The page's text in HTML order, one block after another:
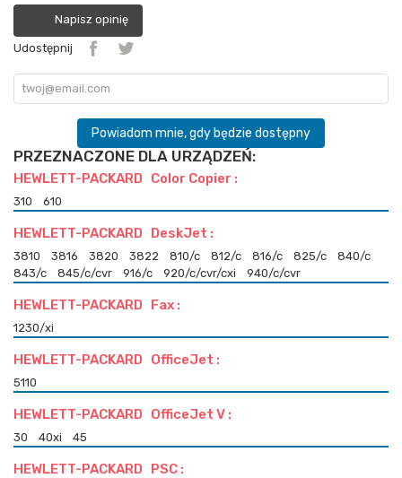
Napisz opinię
Udostępnij
Powiadom mnie, gdy będzie dostępny
PRZEZNACZONE DLA URZĄDZEŃ:
HEWLETT-PACKARD Color Copier :
310 610
HEWLETT-PACKARD DeskJet :
3810 3816 3820 3822 810/c 812/c 816/c 825/c
840/c
843/c
845/c/cvr 916/c 920/c/cvr/cxi 940/c/cvr
HEWLETT-PACKARD Fax :
1230/xi
HEWLETT-PACKARD OfficeJet :
5110
HEWLETT-PACKARD OfficeJet V :
30 40xi 45
HEWLETT-PACKARD PSC :